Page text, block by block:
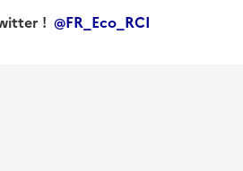
! @FR_Eco_RCI